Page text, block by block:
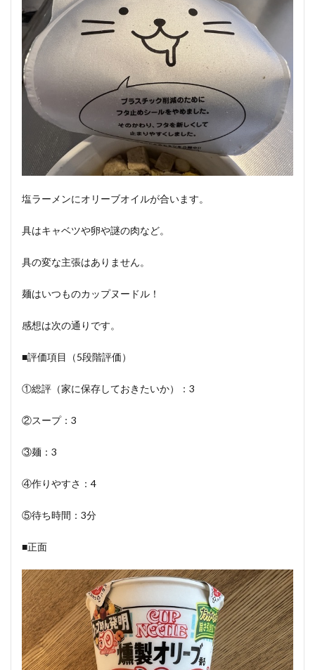
塩ラーメンにオリーブオイルが合います。
具はキャベツや卵や謎の肉など。
具の変な主張はありません。
麺はいつものカップヌードル！
感想は次の通りです。
■評価項目（5段階評価）
①総評（家に保存しておきたいか）：3
②スープ：3
③麺：3
④作りやすさ：4
⑤待ち時間：3分
■正面